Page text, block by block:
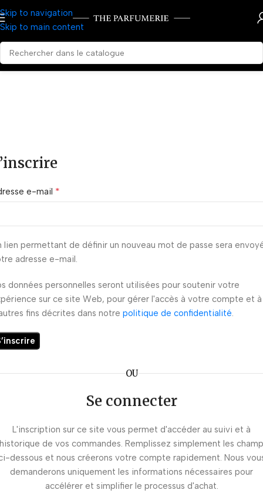
Skip to navigation
Skip to main content
e-mail *
lien permettant de définir un nouveau mot de passe sera
adresse e-mail.
données personnelles seront utilisées pour soutenir votre
sur ce site Web, pour gérer l'accès à votre compte et à
fins décrites dans notre politique de confidentialité.
OU
Se connecter
L'inscription sur ce site vous permet d'accéder au suivi et à
de vos commandes. Remplissez simplement les
dessous et nous créerons votre compte rapidement. Nous
demanderons uniquement les informations nécessaires pour
accélérer et simplifier le processus d'achat.